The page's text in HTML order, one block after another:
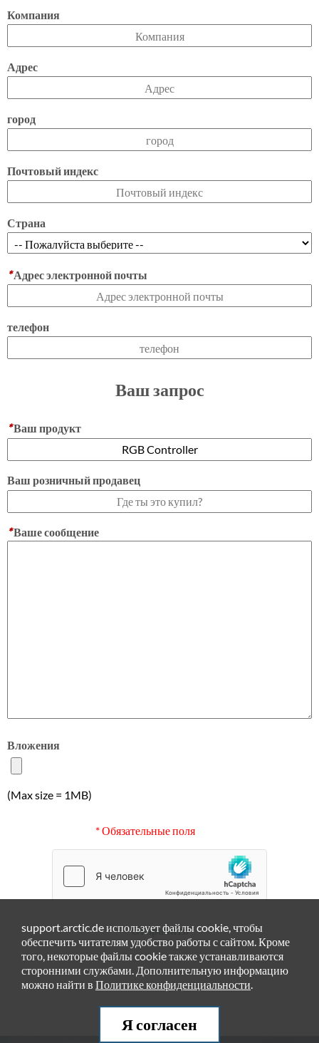
Компания
Адрес
город
Почтовый индекс
Страна
*Адрес электронной почты
телефон
Ваш запрос
*Ваш продукт
Ваш розничный продавец
*Ваше сообщение
Вложения
(Max size = 1MB)
* Обязательные поля
Отправить
support.arctic.de использует файлы cookie, чтобы
обеспечить читателям удобство работы с сайтом. Кроме
того, некоторые файлы cookie также устанавливаются
сторонними службами. Дополнительную информацию
можно найти в Политике конфиденциальности.
Я согласен